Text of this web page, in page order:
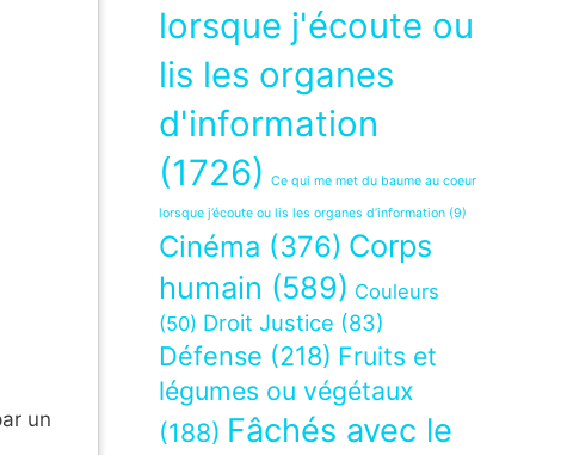
un
lorsque j'écoute ou
lis les organes
d'information
(1726)
Ce qui me met du baume au coeur
lorsque j’écoute ou lis les organes d’information (9)
Cinéma (376) Corps
humain (589) Couleurs
(50) Droit Justice (83)
Défense (218) Fruits et
légumes ou végétaux
(188) Fâchés avec le